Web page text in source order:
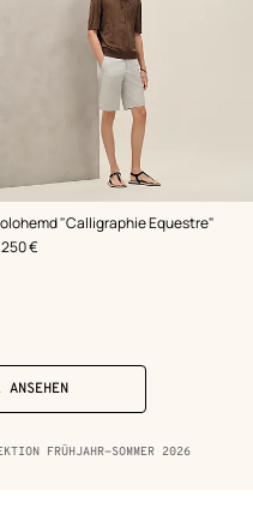
"Calligraphie Equestre"
:
€
FRÜHJAHR-SOMMER 2026